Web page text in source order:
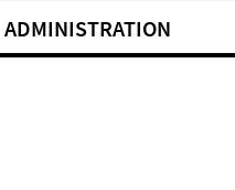
ADMINISTRATION